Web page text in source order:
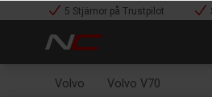
5 Stjärnor på Trustpilot
Volvo Volvo V70